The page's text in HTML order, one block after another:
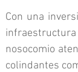
Con una
nosocomio
colindantes